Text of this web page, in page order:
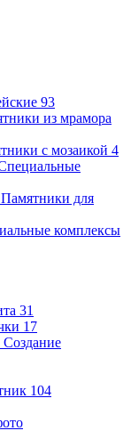
93
из мрамора
с мозаикой 4
Памятники для
комплексы
31
17
Создание
104